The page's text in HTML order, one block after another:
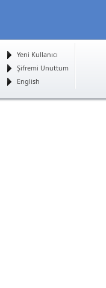
Yeni Kullanıcı
Şifremi Unuttum
English